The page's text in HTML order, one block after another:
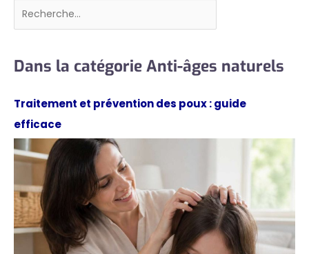
Rechercher
Dans la catégorie Anti-âges naturels
Traitement et prévention des poux : guide
efficace